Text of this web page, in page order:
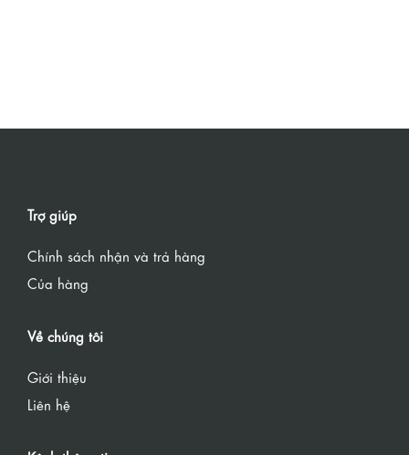
Trợ giúp
Chính sách nhận và trả hàng
Của hàng
Về chúng tôi
Giới thiệu
Liên hệ